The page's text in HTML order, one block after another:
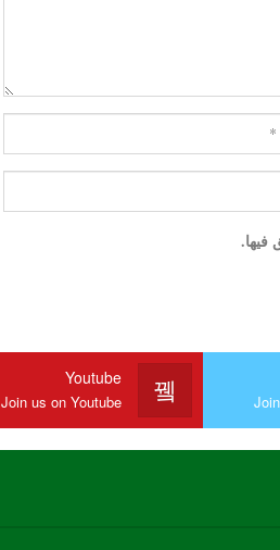
فيها.
Youtube
Join us on Youtube